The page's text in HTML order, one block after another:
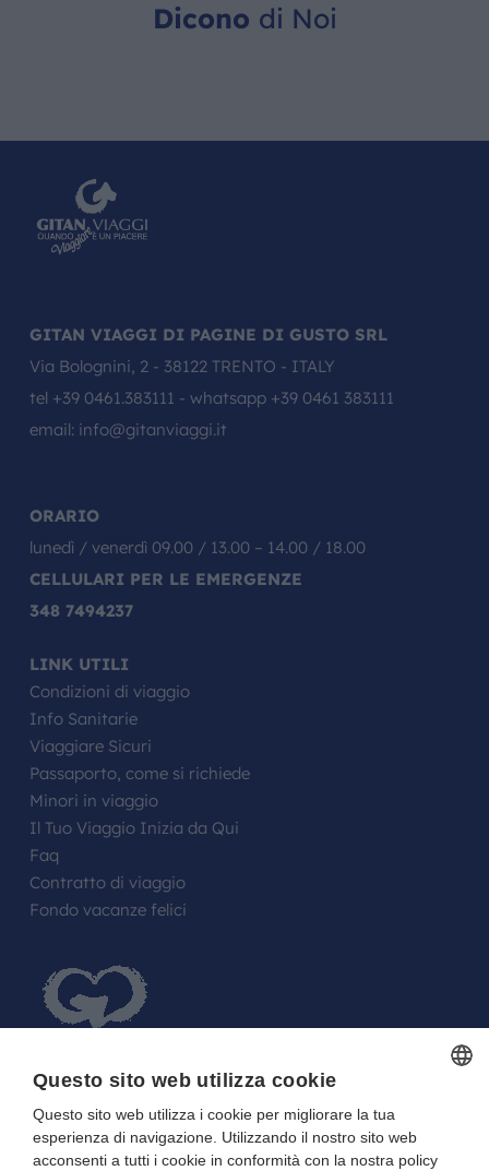
Dicono di Noi
GITAN VIAGGI DI PAGINE DI GUSTO SRL
Via Bolognini, 2 - 38122 TRENTO - ITALY
tel +39 0461.383111 - whatsapp +39 0461 383111
email: info@gitanviaggi.it
ORARIO
lunedì / venerdì 09.00 / 13.00 – 14.00 / 18.00
CELLULARI PER LE EMERGENZE
348 7494237
LINK UTILI
Condizioni di viaggio
Info Sanitarie
Viaggiare Sicuri
Passaporto, come si richiede
Minori in viaggio
Il Tuo Viaggio Inizia da Qui
Faq
Contratto di viaggio
Fondo vacanze felici
FARE UN REGALO AGLI SPOSI O A UN
FESTEGGIATO?
Questo sito web utilizza cookie
Questo sito web utilizza i cookie per migliorare la tua
esperienza di navigazione. Utilizzando il nostro sito web
acconsenti a tutti i cookie in conformità con la nostra policy